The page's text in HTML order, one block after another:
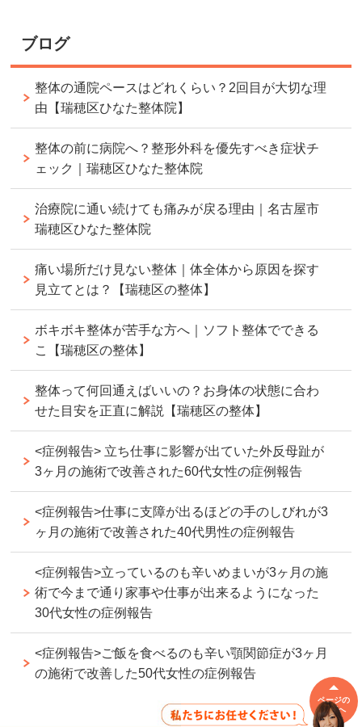
ブログ
整体の通院ペースはどれくらい？2回目が大切な理
由【瑞穂区ひなた整体院】
整体の前に病院へ？整形外科を優先すべき症状チ
ェック｜瑞穂区ひなた整体院
治療院に通い続けても痛みが戻る理由｜名古屋市
瑞穂区ひなた整体院
痛い場所だけ見ない整体｜体全体から原因を探す
見立てとは？【瑞穂区の整体】
ボキボキ整体が苦手な方へ｜ソフト整体でできる
こ【瑞穂区の整体】
整体って何回通えばいいの？お身体の状態に合わ
せた目安を正直に解説【瑞穂区の整体】
<症例報告> 立ち仕事に影響が出ていた外反母趾が
3ヶ月の施術で改善された60代女性の症例報告
<症例報告>仕事に支障が出るほどの手のしびれが3
ヶ月の施術で改善された40代男性の症例報告
<症例報告>立っているのも辛いめまいが3ヶ月の施
術で今まで通り家事や仕事が出来るようになった
30代女性の症例報告
<症例報告>ご飯を食べるのも辛い顎関節症が3ヶ月
の施術で改善した50代女性の症例報告
ページの
先頭へ